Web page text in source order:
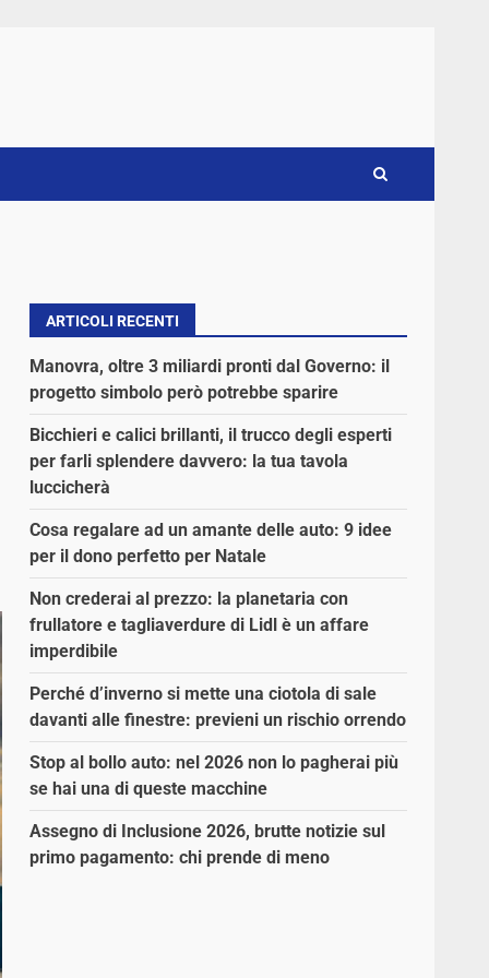
ARTICOLI RECENTI
Manovra, oltre 3 miliardi pronti dal Governo: il
progetto simbolo però potrebbe sparire
Bicchieri e calici brillanti, il trucco degli esperti
per farli splendere davvero: la tua tavola
luccicherà
Cosa regalare ad un amante delle auto: 9 idee
per il dono perfetto per Natale
Non crederai al prezzo: la planetaria con
frullatore e tagliaverdure di Lidl è un affare
imperdibile
Perché d’inverno si mette una ciotola di sale
davanti alle finestre: previeni un rischio orrendo
Stop al bollo auto: nel 2026 non lo pagherai più
se hai una di queste macchine
Assegno di Inclusione 2026, brutte notizie sul
primo pagamento: chi prende di meno